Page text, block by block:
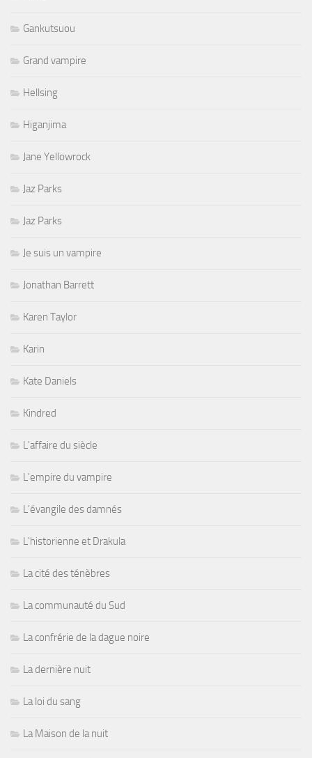
Gankutsuou
Grand vampire
Hellsing
Higanjima
Jane Yellowrock
Jaz Parks
Jaz Parks
Je suis un vampire
Jonathan Barrett
Karen Taylor
Karin
Kate Daniels
Kindred
L'affaire du siècle
L'empire du vampire
L'évangile des damnés
L'historienne et Drakula
La cité des ténèbres
La communauté du Sud
La confrérie de la dague noire
La dernière nuit
La loi du sang
La Maison de la nuit